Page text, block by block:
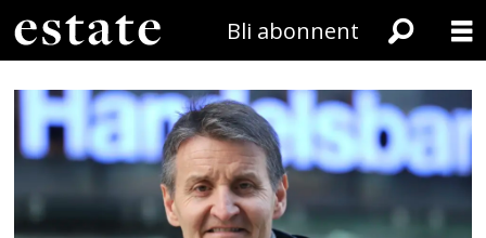
Bli abonnent